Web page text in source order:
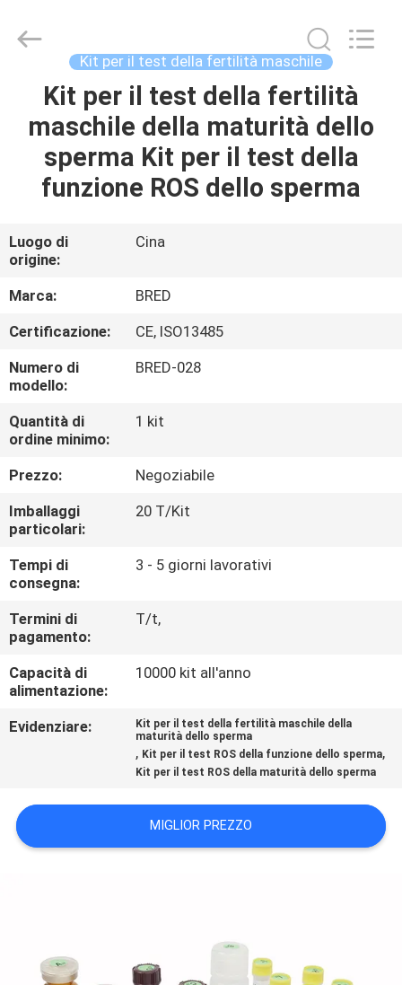
CASA
PRODOTTI
CIRCA
NOI
GIRO
DELLA
FABBRICA
CONTROLLO
DI
QUALITÀ
CONTATTICI
NOTIZIE
CITAZIONE
BRED
Kit per il test della fertilità maschile
Kit per il test della fertilità
maschile della maturità dello
sperma Kit per il test della
funzione ROS dello sperma
Luogo di
origine:
Cina
Marca:
BRED
Certificazione:
CE, ISO13485
Numero di
modello:
BRED-028
Quantità di
ordine minimo:
1 kit
Prezzo:
Negoziabile
Imballaggi
particolari:
20 T/Kit
Tempi di
consegna:
3 - 5 giorni lavorativi
Termini di
pagamento:
T/t,
Capacità di
alimentazione:
10000 kit all'anno
Evidenziare:
Kit per il test della fertilità maschile della
maturità dello sperma
, Kit per il test ROS della funzione dello sperma,
Kit per il test ROS della maturità dello sperma
MIGLIOR PREZZO